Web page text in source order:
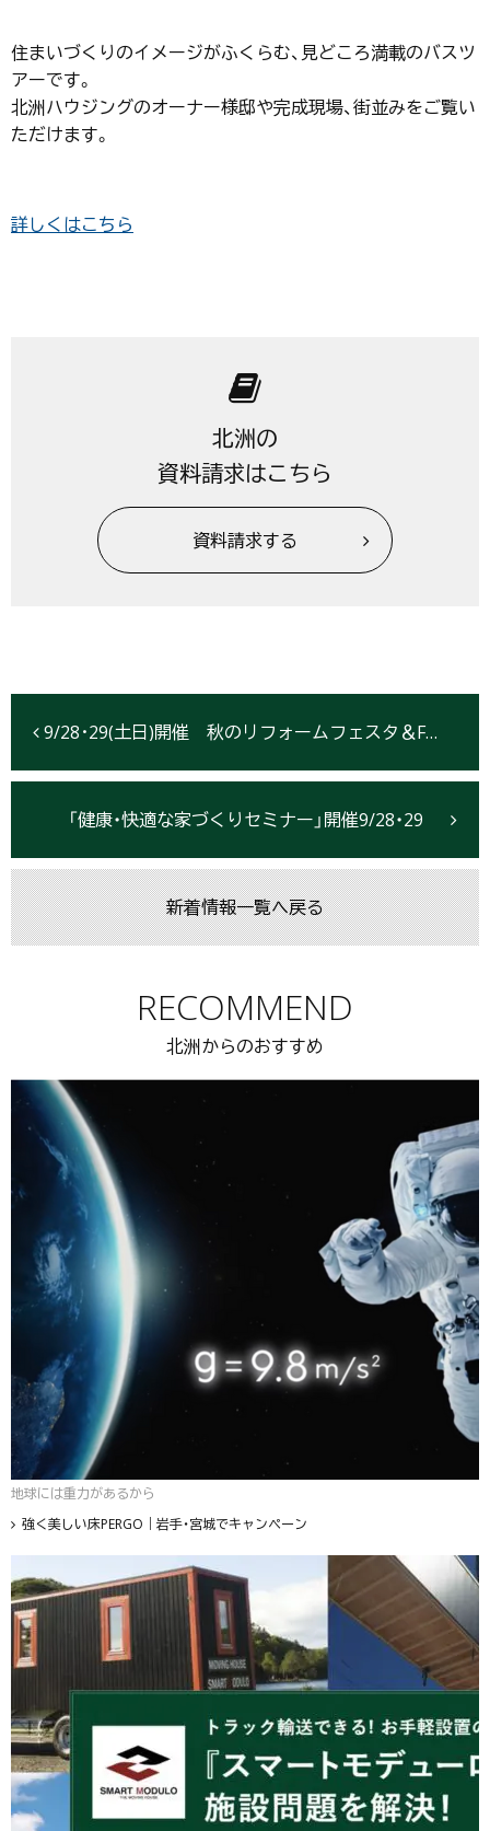
住まいづくりのイメージがふくらむ、見どころ満載のバスツ
アーです。
北洲ハウジングのオーナー様邸や完成現場、街並みをご覧い
ただけます。
詳しくはこちら
北洲の
資料請求はこちら
資料請求する
9/28･29(土日)開催 秋のリフォームフェスタ＆FOLKS売り尽くしSALE【盛岡市】
「健康・快適な家づくりセミナー」開催9/28・29
新着情報一覧へ戻る
RECOMMEND
北洲からのおすすめ
地球には重力があるから
強く美しい床PERGO｜岩手・宮城でキャンペーン